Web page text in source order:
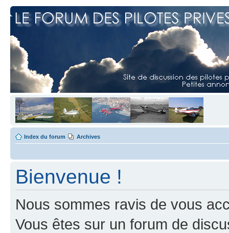
Index du forum Archives
Bienvenue !
Nous sommes ravis de vous
Vous êtes sur un forum de